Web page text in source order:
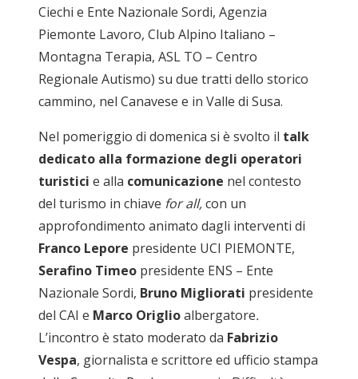
Ciechi e Ente Nazionale Sordi, Agenzia
Piemonte Lavoro, Club Alpino Italiano –
Montagna Terapia, ASL TO – Centro
Regionale Autismo) su due tratti dello storico
cammino, nel Canavese e in Valle di Susa.
Nel pomeriggio di domenica si è svolto il talk
dedicato alla formazione degli operatori
turistici e alla comunicazione nel contesto
del turismo in chiave for all,con un
approfondimento animato dagli interventi di
Franco Lepore presidente UCI PIEMONTE,
Serafino Timeo presidente ENS – Ente
Nazionale Sordi, Bruno Migliorati presidente
del CAI e Marco Origlioalbergatore.
L’incontro è stato moderato da Fabrizio
Vespa, giornalista e scrittore ed ufficio stampa